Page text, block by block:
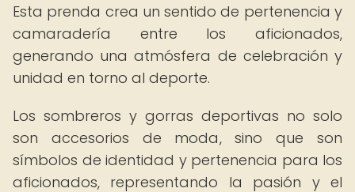
Esta prenda crea un sentido de pertenencia y
camaradería entre los aficionados,
generando una atmósfera de celebración y
unidad en torno al deporte.
Los sombreros y gorras deportivas no solo
son accesorios de moda, sino que son
símbolos de identidad y pertenencia para los
aficionados, representando la pasión y el